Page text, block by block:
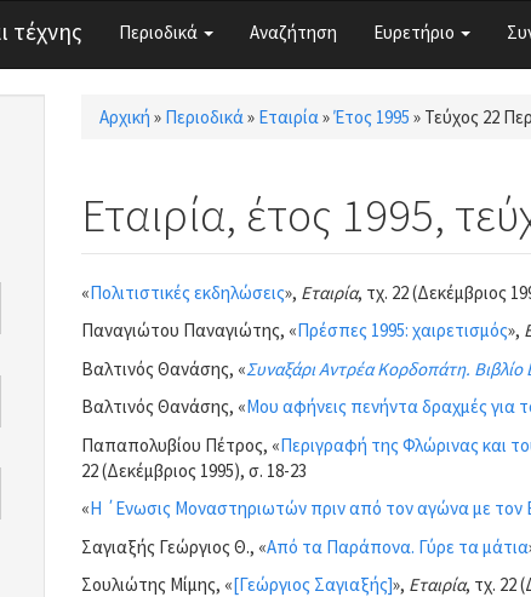
τέχνης Περιοδικά Αναζήτηση Ευρετήριο
Είστε εδώ
Αρχική » Περιοδικά» Εταιρία»Έτος 1995 » Τεύχος 22
Εταιρία, έτος 1995,
«Πολιτιστικές εκδηλώσεις», Εταιρία, τχ. 22 (Δεκέμβριος
Παναγιώτου Παναγιώτης, «Πρέσπες 1995: χαιρετισμός»,
Βαλτινός Θανάσης, «Συναξάρι Αντρέα Κορδοπάτη. Βιβλίο
Βαλτινός Θανάσης, «Μου αφήνεις πενήντα δραχμές για
Παπαπολυβίου Πέτρος, «Περιγραφή της Φλώρινας και
22 (Δεκέμβριος 1995), σ. 18-23
«Η ΄Ενωσις Μοναστηριωτών πριν από τον αγώνα με τον
Σαγιαξής Γεώργιος Θ., «Από τα Παράπονα. Γύρε τα μάτια
Σουλιώτης Μίμης, «[Γεώργιος Σαγιαξής]», Εταιρία, τχ. 22